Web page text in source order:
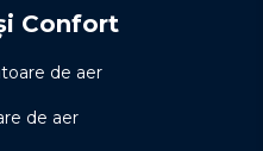
Confort
de aer
de aer